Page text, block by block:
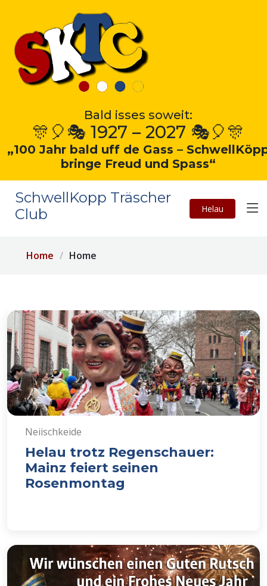
Bald isses soweit:
🎊🎈🎭 1927 – 2027 🎭🎈🎊
„100 Jahr bald uff de Gass –
bringe Freud und Spass“
SchwellKopp Träscher
Club
Helau
Home Home
Neiischkeide
Helau trotz Regenschauer:
Mainz feiert seinen
Rosenmontag